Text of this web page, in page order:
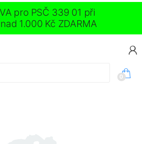
pro PSČ 339 01 při
1.000 Kč ZDARMA
0